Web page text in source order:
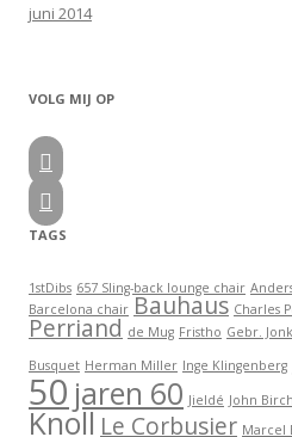
juni 2014
VOLG MIJ OP


TAGS
1stDibs 657 Sling-back lounge chair
Barcelona chair Bauhaus Charles
Perriand de Mug Fristho Gebr.
Busquet Herman Miller Inge Klingenberg
50 jaren 60 Jieldé John Birch
Knoll Le Corbusier Marcel